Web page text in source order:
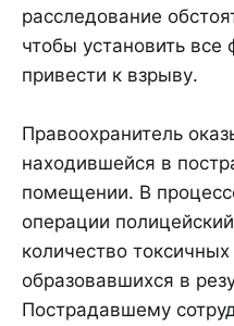
расследование
чтобы установить
привести к взрыву.
Правоохранитель
находившейся в
помещении. В
операции
количество
образовавшихся в
Пострадавшему